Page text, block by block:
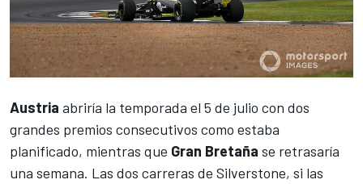
Austria abriría la temporada el 5 de julio con dos
grandes premios consecutivos como estaba
planificado, mientras que Gran Bretaña se retrasaría
una semana. Las dos carreras de Silverstone, si las